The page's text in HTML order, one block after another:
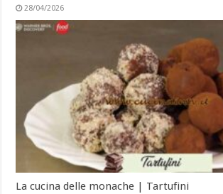
28/04/2026
La cucina delle monache | Tartufini